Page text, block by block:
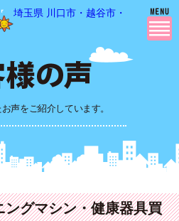
埼玉県 川口市・越谷市・さいたま
声をご紹介しています。
ングマシン・健康器具買